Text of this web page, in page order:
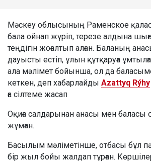
Мәскеу облысының Раменское
бала ойнап жүріп, терезе алдына
теңдігін жоғалтып алған. Баланың
дауысты естіп, ұлын құтқаруға
ала мәлімет бойынша, ол да
кеткен, деп хабарлайды Azattyq Rýhy
ға сілтеме жасап
Оқиға салдарынан анасы мен баласы
жұмған.
Басылым мәліметінше, отбасы бұл
бір жыл бойы жалдап тұрған.